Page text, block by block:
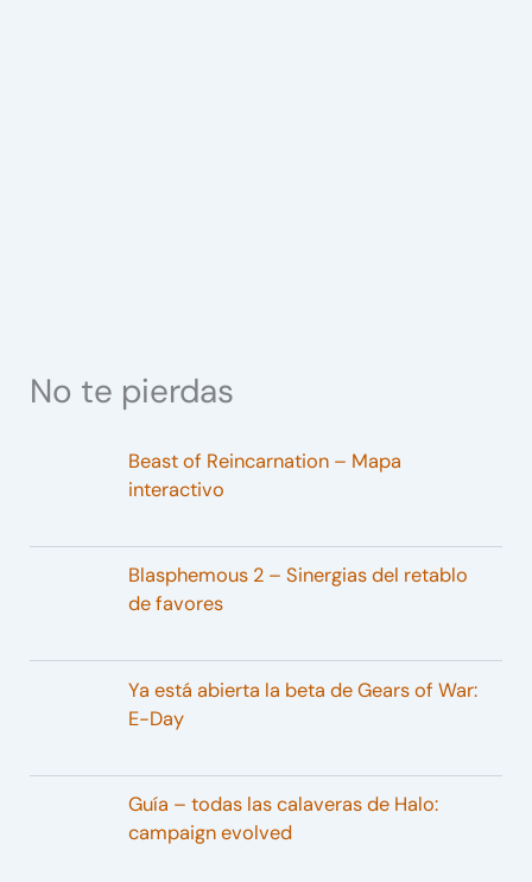
No te pierdas
Beast of Reincarnation – Mapa
interactivo
Blasphemous 2 – Sinergias del retablo
de favores
Ya está abierta la beta de Gears of War:
E-Day
Guía – todas las calaveras de Halo:
campaign evolved